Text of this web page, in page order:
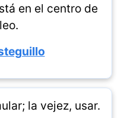
en el centro de
la vejez, usar.